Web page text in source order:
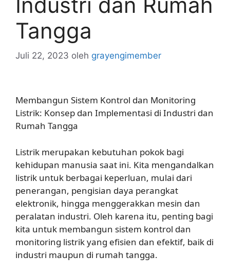
Tangga
Juli 22, 2023 oleh grayengimember
Membangun Sistem Kontrol dan Monitoring
Listrik: Konsep dan Implementasi di Industri dan
Rumah Tangga
Listrik merupakan kebutuhan pokok bagi
kehidupan manusia saat ini. Kita mengandalkan
listrik untuk berbagai keperluan, mulai dari
penerangan, pengisian daya perangkat
elektronik, hingga menggerakkan mesin dan
peralatan industri. Oleh karena itu, penting bagi
kita untuk membangun sistem kontrol dan
monitoring listrik yang efisien dan efektif, baik di
industri maupun di rumah tangga.